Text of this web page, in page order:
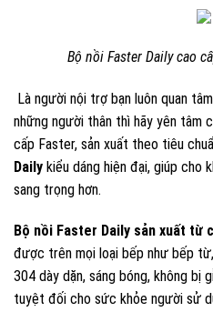
Bộ nồi Faster Daily cao
Là người nội trợ bạn luôn quan
những người thân thì hãy yên tâm
cấp Faster, sản xuất theo tiêu
Daily kiểu dáng hiện đại, giúp cho
sang trọng hơn.
Bộ nồi Faster Daily sản xuất từ
được trên mọi loại bếp như bếp
304 dày dặn, sáng bóng, không bị
tuyệt đối cho sức khỏe người sử